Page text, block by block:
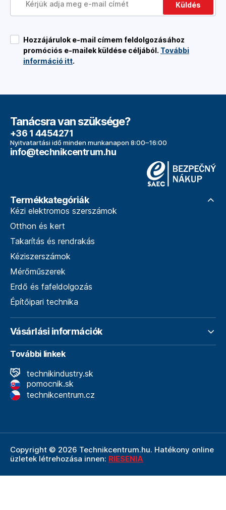
Küldés
Hozzájárulok e-mail címem feldolgozásához
promóciós e-mailek küldése céljából. További
információ itt.
Tanácsra van szüksége?
+36 1 4454271
Nyitvatartási idő minden munkanapon 8:00–16:00
info@technikcentrum.hu
Termékkategóriák
Kézi elektromos szerszámok
Otthon és kert
Takarítás és rendrakás
Kéziszerszámok
Mérőműszerek
Erdő és fafeldolgozás
Építőipari technika
Vásárlási információk
További linkek
technikindustry.sk
pomocnik.sk
technikcentrum.cz
Copyright © 2026 Technikcentrum.hu. Hatékony online
üzletek létrehozása innen: RIESENIA